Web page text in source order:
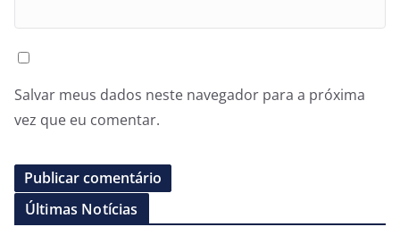
Salvar meus dados neste navegador para a próxima
vez que eu comentar.
Últimas Notícias